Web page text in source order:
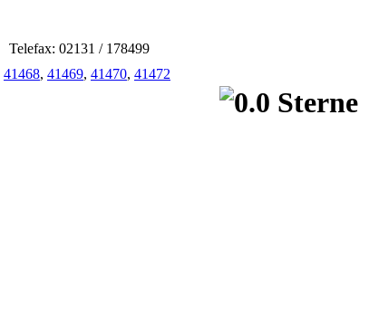
Telefax: 02131 / 178499
41468, 41469, 41470, 41472